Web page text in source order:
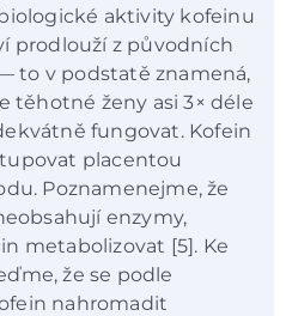
aktivity kofeinu
prodlouží z původních
to v podstatě znamená,
těhotné ženy asi 3× déle
fungovat. Kofein
placentou
Poznamenejme, že
enzymy,
metabolizovat [5]. Ke
že se podle
nahromadit